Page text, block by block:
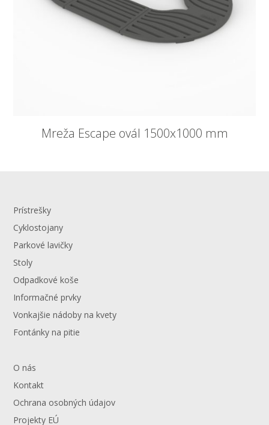
Mreža Escape ovál 1500x1000 mm
Prístrešky
Cyklostojany
Parkové lavičky
Stoly
Odpadkové koše
Informačné prvky
Vonkajšie nádoby na kvety
Fontánky na pitie
O nás
Kontakt
Ochrana osobných údajov
Projekty EÚ